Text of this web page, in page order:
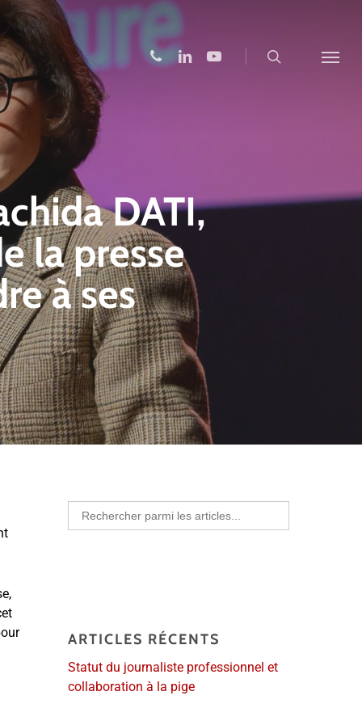
Menu
linkedin youtube
phone
DATI,
la presse
à ses
Search
for:
ARTICLES RÉCENTS
Statut du journaliste professionnel et
collaboration à la pige